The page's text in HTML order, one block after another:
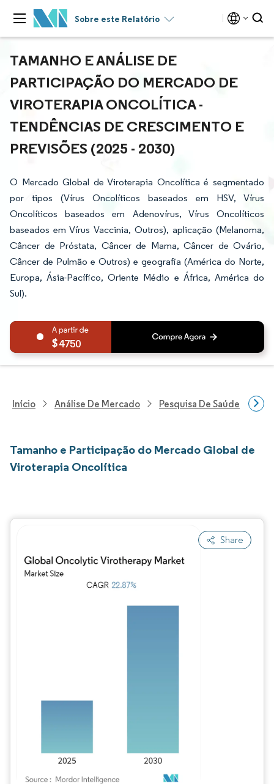
Sobre este Relatório
TAMANHO E ANÁLISE DE
PARTICIPAÇÃO DO MERCADO DE
VIROTERAPIA ONCOLÍTICA -
TENDÊNCIAS DE CRESCIMENTO E
PREVISÕES (2025 - 2030)
O Mercado Global de Viroterapia Oncolítica é segmentado
por tipos (Vírus Oncolíticos baseados em HSV, Vírus
Oncolíticos baseados em Adenovírus, Vírus Oncolíticos
baseados em Vírus Vaccinia, Outros), aplicação (Melanoma,
Câncer de Próstata, Câncer de Mama, Câncer de Ovário,
Câncer de Pulmão e Outros) e geografia (América do Norte,
Europa, Ásia-Pacífico, Oriente Médio e África, América do
Sul).
4750
Início Análise De Mercado Pesquisa De Saúde
Tamanho e Participação do Mercado Global de
Viroterapia Oncolítica
Share